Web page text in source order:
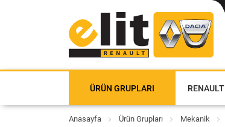
ÜRÜN GRUPLARI RENAULT
Anasayfa Ürün Grupları Mekanik